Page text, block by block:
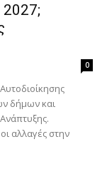
2027;
0
δήμων και
αλλαγές στην